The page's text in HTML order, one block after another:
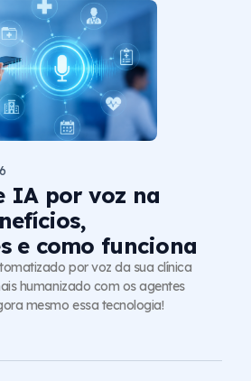
IA por voz na
e como funciona
por voz da sua clínica
humanizado com os agentes
mesmo essa tecnologia!